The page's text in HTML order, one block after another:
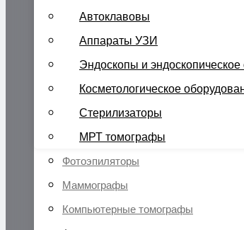
Автоклавовы
Аппараты УЗИ
Эндоскопы и
Косметологическое
Стерилизаторы
МРТ томографы
Фотоэпиляторы
Маммографы
Компьютерные томографы